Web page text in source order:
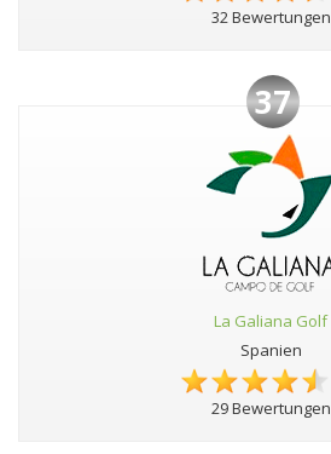
32 Bewertungen
37
La Galiana Golf
Spanien
29 Bewertungen